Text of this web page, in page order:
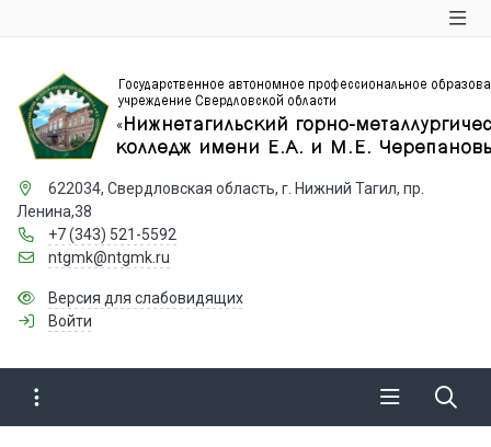
622034, Свердловская область, г. Нижний Тагил, пр.
Ленина,38
+7 (343) 521-5592
ntgmk@ntgmk.ru
Версия для слабовидящих
Войти